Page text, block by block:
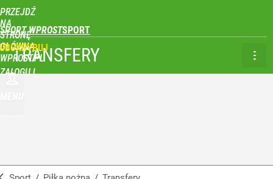
PRZEJDŹ
NA
STRONĘ
GŁÓWNĄ
WPROST.PL
SPORT WPROST
ZALOGUJ
TRANSFERY